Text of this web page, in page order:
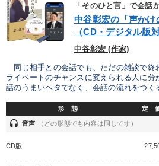
「そのひと言」で会話
中谷彰宏の「声か
（CD・デジタル版対
中谷彰宏 (作家)
同じ相手との会話でも、ただの雑談で終
ライベートのチャンスに変えられる人に
話のうまいヘタでなく、会話の流れをつく
形 態 定
headset 音声 （どの形態でも内容は同じです）
CD版